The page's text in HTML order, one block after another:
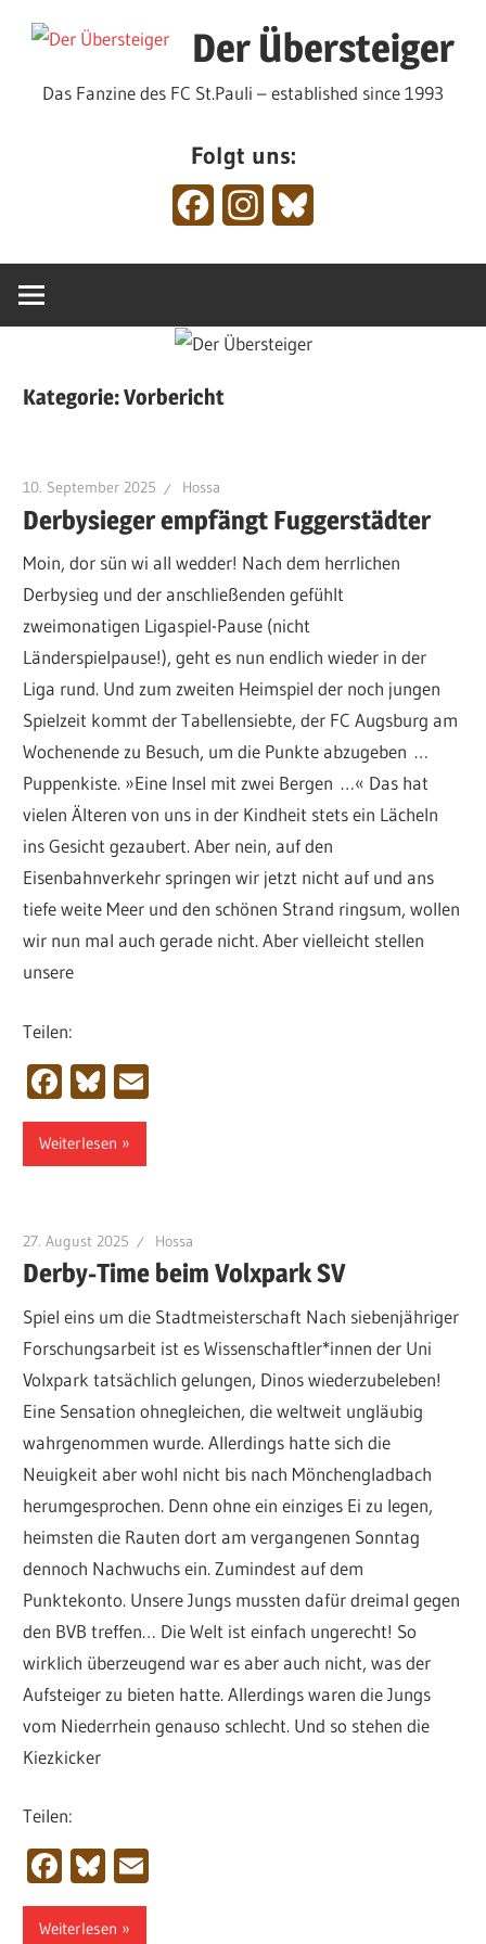
Inhalt
Der Übersteiger
Das Fanzine des FC St.Pauli – established since 1993
Folgt uns:
FacebookInstagram
Kategorie:Vorbericht
10. September 2025 Hossa
Derbysieger empfängt Fuggerstädter
Moin, dor sün wi all wedder! Nach dem herrlichen
Derbysieg und der anschließenden gefühlt
zweimonatigen Ligaspiel-Pause (nicht
Länderspielpause!), geht es nun endlich wieder in der
Liga rund. Und zum zweiten Heimspiel der noch jungen
Spielzeit kommt der Tabellensiebte, der FC Augsburg am
Wochenende zu Besuch, um die Punkte abzugeben …
Puppenkiste. »Eine Insel mit zwei Bergen …« Das hat
vielen Älteren von uns in der Kindheit stets ein Lächeln
ins Gesicht gezaubert. Aber nein, auf den
Eisenbahnverkehr springen wir jetzt nicht auf und ans
tiefe weite Meer und den schönen Strand ringsum, wollen
wir nun mal auch gerade nicht. Aber vielleicht stellen
unsere
Teilen:
Facebook
Bluesky
Weiterlesen
27. August 2025 Hossa
Derby-Time beim Volxpark SV
Spiel eins um die Stadtmeisterschaft Nach siebenjähriger
Forschungsarbeit ist es Wissenschaftler*innen der Uni
Volxpark tatsächlich gelungen, Dinos wiederzubeleben!
Eine Sensation ohnegleichen, die weltweit ungläubig
wahrgenommen wurde. Allerdings hatte sich die
Neuigkeit aber wohl nicht bis nach Mönchengladbach
herumgesprochen. Denn ohne ein einziges Ei zu legen,
heimsten die Rauten dort am vergangenen Sonntag
dennoch Nachwuchs ein. Zumindest auf dem
Punktekonto. Unsere Jungs mussten dafür dreimal gegen
den BVB treffen… Die Welt ist einfach ungerecht! So
wirklich überzeugend war es aber auch nicht, was der
Aufsteiger zu bieten hatte. Allerdings waren die Jungs
vom Niederrhein genauso schlecht. Und so stehen die
Kiezkicker
Teilen:
Facebook
Bluesky
Weiterlesen